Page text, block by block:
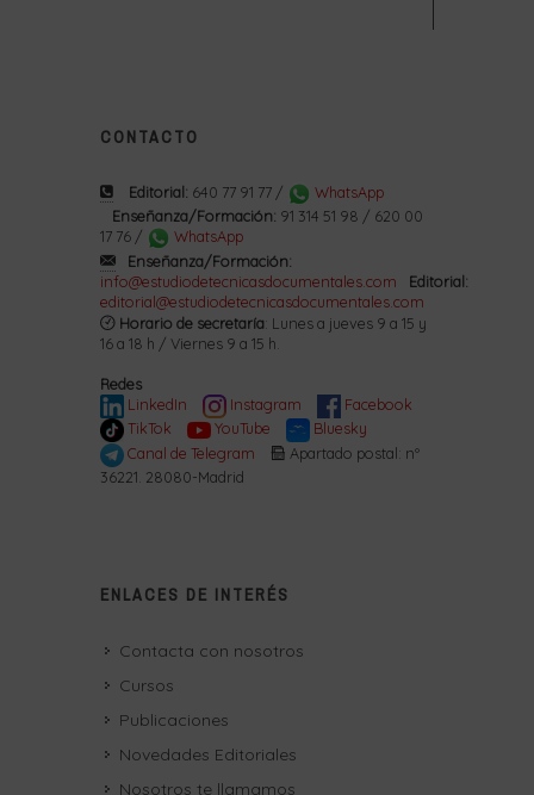
CONTACTO
Editorial: 640 77 91 77 /
WhatsApp
Enseñanza/Formación: 91 314 51 98 / 620 00
17 76 /
WhatsApp
Enseñanza/Formación:
info@estudiodetecnicasdocumentales.com
Editorial:
editorial@estudiodetecnicasdocumentales.com
Horario de secretaría: Lunes a jueves 9 a 15 y
16 a 18 h / Viernes 9 a 15 h.
Redes
LinkedIn
Instagram
Facebook
TikTok
YouTube
Bluesky
Canal de Telegram
Apartado postal: nº
36221. 28080-Madrid
ENLACES DE INTERÉS
Contacta con nosotros
Cursos
Publicaciones
Novedades Editoriales
Nosotros te llamamos